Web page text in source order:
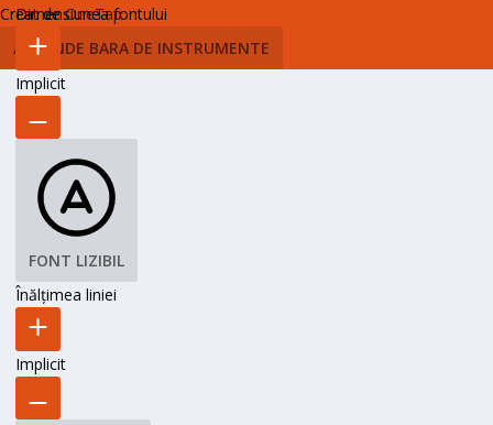
Creat de OneTap
ASCUNDE BARA DE INSTRUMENTE
Dimensiunea fontului
Implicit
FONT LIZIBIL
Înălțimea liniei
Implicit